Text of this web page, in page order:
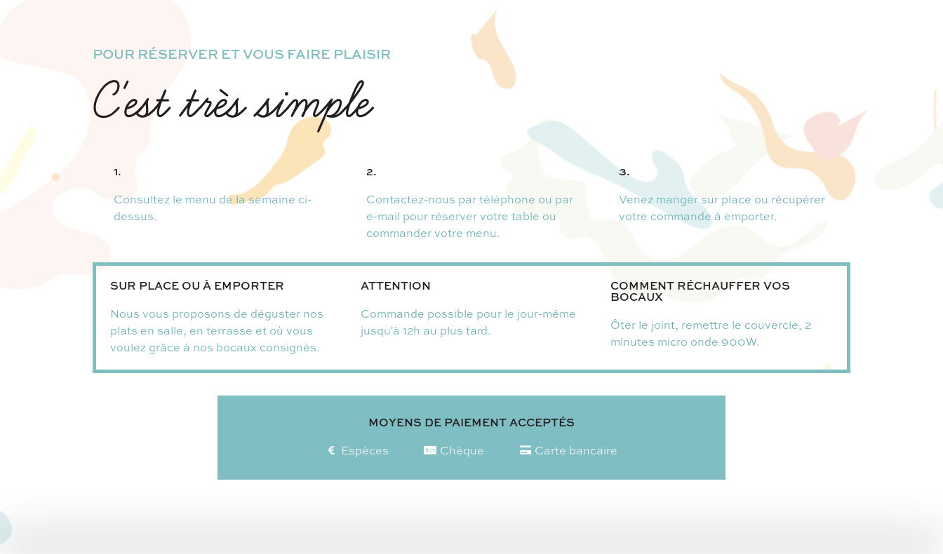
POUR RÉSERVER ET VOUS FAIRE PLAISIR
C'est très simple
1.
Consultez le menu de la semaine ci-
dessus.
2.
Contactez-nous par téléphone ou par
e-mail pour réserver votre table ou
commander votre menu.
3.
Venez manger sur place ou récupérer
votre commande à emporter.
SUR PLACE OU À EMPORTER
Nous vous proposons de déguster nos
plats en salle, en terrasse et où vous
voulez grâce à nos bocaux consignés.
ATTENTION
Commande possible pour le jour-même
jusqu'à 12h au plus tard.
COMMENT RÉCHAUFFER VOS
BOCAUX
Ôter le joint, remettre le couvercle, 2
minutes micro onde 900W.
MOYENS DE PAIEMENT ACCEPTÉS
Espèces
Chèque Carte bancaire